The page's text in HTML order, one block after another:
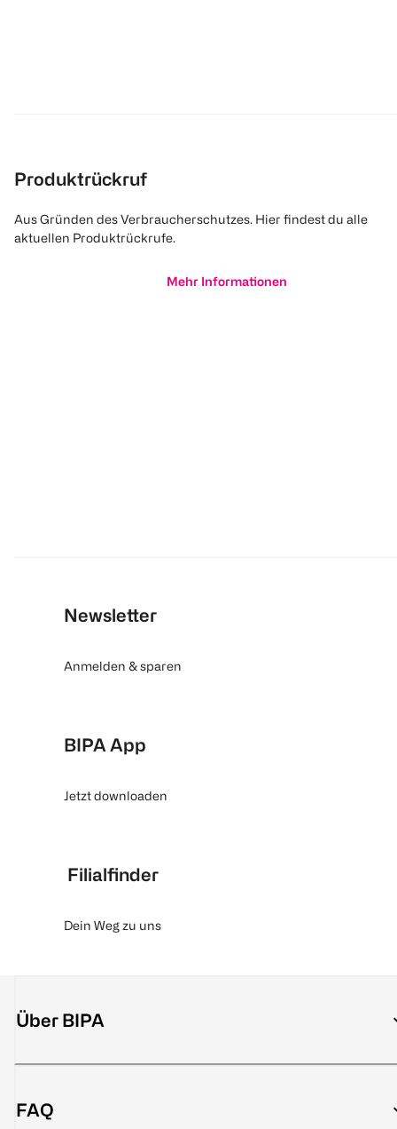
Produktrückruf
Aus Gründen des Verbraucherschutzes. Hier findest du alle
aktuellen Produktrückrufe.
Mehr Informationen
Newsletter
Anmelden & sparen
BIPA App
Jetzt downloaden
Filialfinder
Dein Weg zu uns
Über BIPA
FAQ